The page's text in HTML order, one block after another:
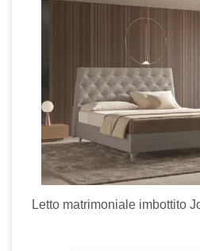
Letto matrimoniale imbottito